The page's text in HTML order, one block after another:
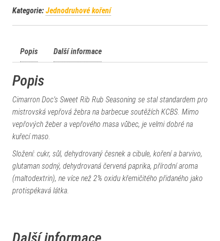
Kategorie: Jednodruhové koření
Popis Další informace
Popis
Cimarron Doc’s Sweet Rib Rub Seasoning se stal standardem pro
mistrovská vepřová žebra na barbecue soutěžích KCBS. Mimo
vepřových žeber a vepřového masa vůbec, je velmi dobré na
kuřecí maso.
Složení: cukr, sůl, dehydrovaný česnek a cibule, koření a barvivo,
glutaman sodný, dehydrovaná červená paprika, přírodní aroma
(maltodextrin), ne více než 2% oxidu křemičitého přidaného jako
protispékavá látka.